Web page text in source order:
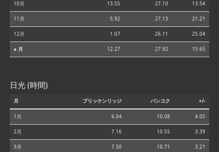
10月 13.55 27.10 13.54
11月 5.92 27.13 21.21
12月 1.07 26.11 25.04
⌀ 月 12.27 27.92 15.65
日光 (時間)
月 ブリッケンリッジ バンコク +/-
1月 6.04 10.08 4.05
2月 7.16 10.55 3.39
3月 7.50 10.71 3.21